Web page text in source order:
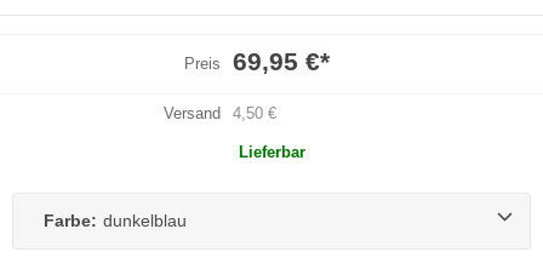
Preis 69,95 €*
Versand 4,50 €
Lieferbar
Farbe: dunkelblau